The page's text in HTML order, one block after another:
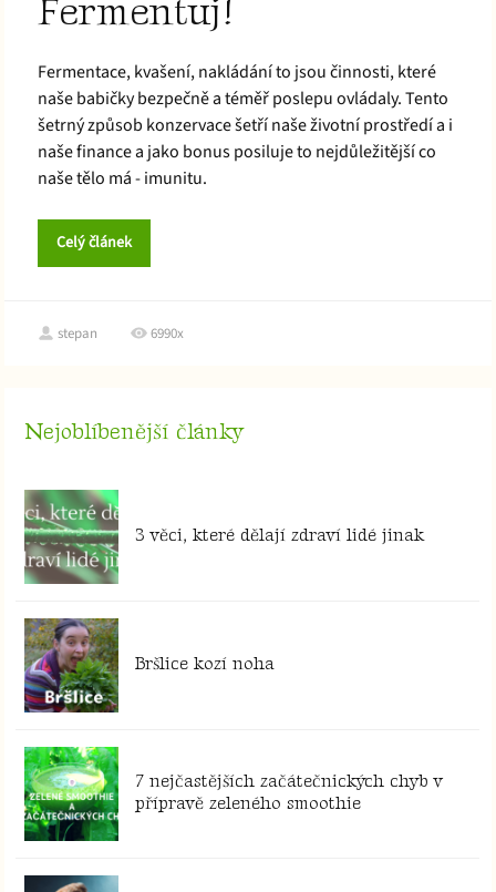
Fermentuj!
Fermentace, kvašení, nakládání to jsou činnosti, které
naše babičky bezpečně a téměř poslepu ovládaly. Tento
šetrný způsob konzervace šetří naše životní prostředí a i
naše finance a jako bonus posiluje to nejdůležitější co
naše tělo má - imunitu.
Celý článek
stepan 6990x
Nejoblíbenější články
3 věci, které dělají zdraví lidé jinak
Bršlice kozí noha
7 nejčastějších začátečnických chyb v
přípravě zeleného smoothie